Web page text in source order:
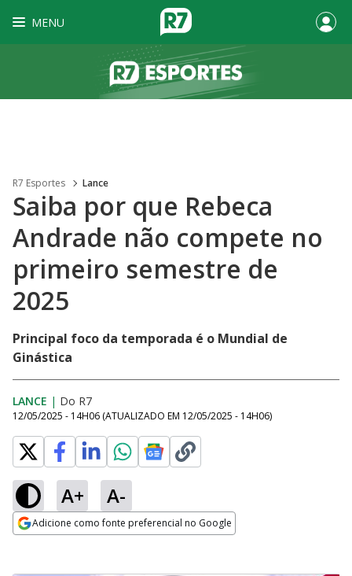
MENU
R7 Esportes Lance
Saiba por que Rebeca
Andrade não compete no
primeiro semestre de
2025
Principal foco da temporada é o Mundial de
Ginástica
LANCE | Do R7
12/05/2025 - 14H06 (ATUALIZADO EM 12/05/2025 - 14H06)
A+ A-
Adicione como fonte preferencial no Google